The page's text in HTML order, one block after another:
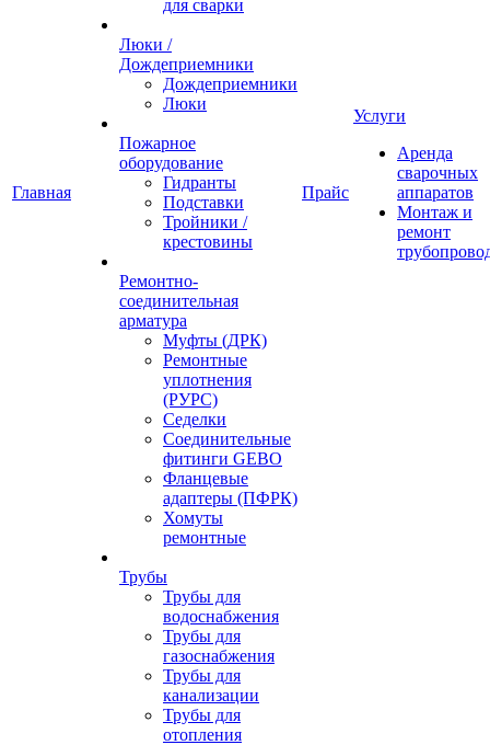
Главная
для сварки
Люки /
Дождеприемники
Дождеприемники
Люки
Пожарное
оборудование
Гидранты
Подставки
Тройники /
крестовины
Ремонтно-
соединительная
арматура
Муфты (ДРК)
Ремонтные
уплотнения
(РУРС)
Седелки
Соединительные
фитинги GEBO
Фланцевые
адаптеры (ПФРК)
Хомуты
ремонтные
Трубы
Трубы для
водоснабжения
Трубы для
газоснабжения
Трубы для
канализации
Трубы для
отопления
Прайс
Услуги
Аренда
сварочных
аппаратов
Монтаж и
ремонт